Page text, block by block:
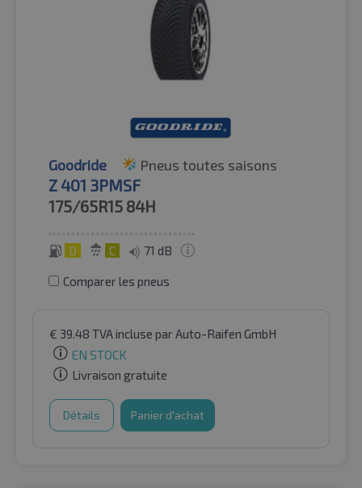
Goodride Pneus toutes saisons
Z 401 3PMSF
175/65R15 84H
D C 71 dB
Comparer les pneus
€ 39.48 TVA incluse par Auto-Raifen GmbH
EN STOCK
Livraison gratuite
Détails Panier d'achat